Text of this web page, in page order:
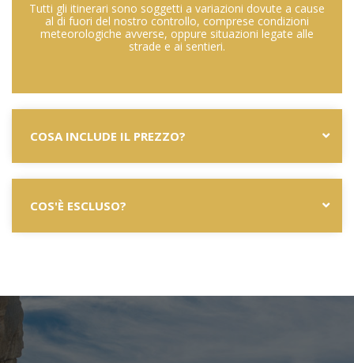
Tutti gli itinerari sono soggetti a variazioni dovute a cause
al di fuori del nostro controllo, comprese condizioni
meteorologiche avverse, oppure situazioni legate alle
strade e ai sentieri.
COSA INCLUDE IL PREZZO?
COS'È ESCLUSO?